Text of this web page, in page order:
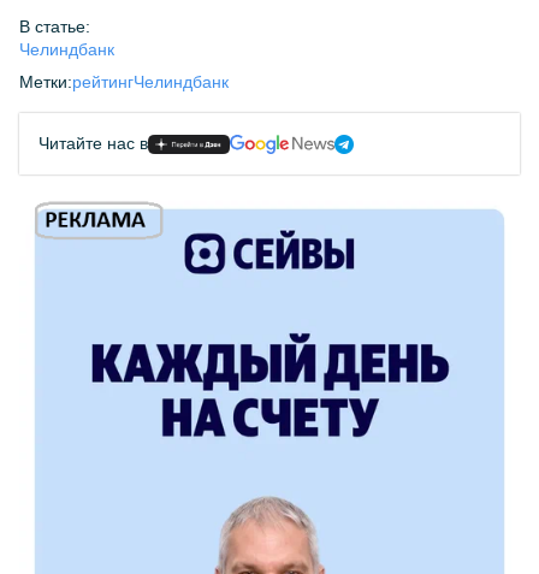
В статье:
Челиндбанк
Метки:рейтингЧелиндбанк
Читайте нас в